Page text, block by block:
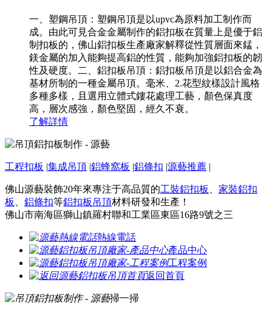
一、塑鋼吊頂：塑鋼吊頂是以upvc為原料加工制作而
成。由此可見合金金屬制作的鋁扣板在質量上是優于鋁
制扣板的，佛山鋁扣板生產廠家解釋從性質層面來錳，
鎂金屬的加入能夠提高鋁的性質，能夠加強鋁扣板的韌
性及硬度。二、鋁扣板吊頂：鋁扣板吊頂是以鋁合金為
基材所制的一種金屬吊頂。毫米、2.花型紋樣設計風格
多種多樣，且選用立體式鏤花處理工藝，顏色保真度
高，層次感強，顏色堅固，經久不衰。
了解詳情
工程扣板 |集成吊頂 |鋁蜂窩板 |鋁條扣 |源藝推薦 |
佛山源藝裝飾20年來專注于高品質的工裝鋁扣板
家裝鋁扣
板
鋁條扣等鋁扣板吊頂材料研發和生產！
佛山市南海區獅山鎮羅村聯和工業區東區16路9號之三
熱線電話
產品中心
工程案例
返回首頁
掃一掃